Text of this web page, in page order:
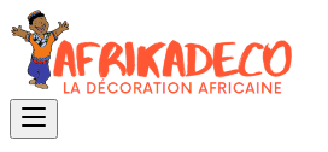
Skip
to
content